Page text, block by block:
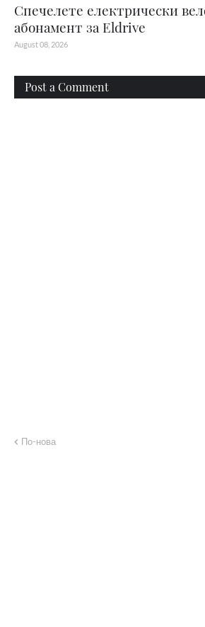
Спечелете електрически
абонамент за Eldrive
August 08, 2026
Post a Comment
По-нова